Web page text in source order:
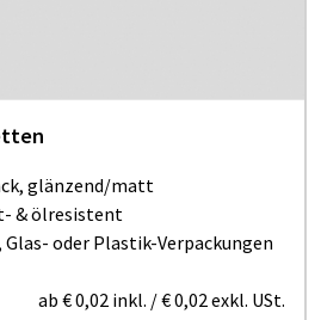
glänzend/matt
& ölresistent
Glas- oder Plastik-Verpackungen
ab € 0,02 inkl. /€ 0,02exkl. USt.